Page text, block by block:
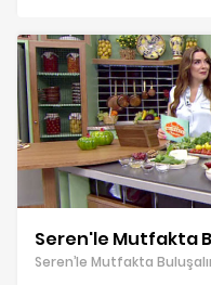
Seren'le Mutfakta
Seren’le Mutfakta